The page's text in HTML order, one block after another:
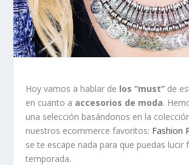
Hoy vamos a hablar de los “must” de
en cuanto a accesorios de moda.
una selección basándonos en la
nuestros ecommerce favoritos: Fashion
se te escape nada para que puedas lucir
temporada.